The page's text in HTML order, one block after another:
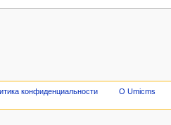
конфиденциальности О Umicms